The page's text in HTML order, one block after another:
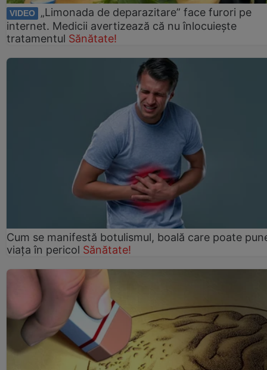
VIDEO
„Limonada de deparazitare” face furori pe
internet. Medicii avertizează că nu înlocuiește
tratamentul Sănătate!
Cum se manifestă botulismul, boală care poate
viaţa în pericol Sănătate!